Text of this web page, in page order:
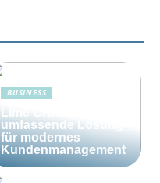
BUSINESS
Lime CRM: Die
umfassende Lösung
für modernes
Kundenmanagement